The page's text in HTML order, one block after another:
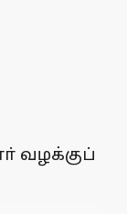
வழக்குப்